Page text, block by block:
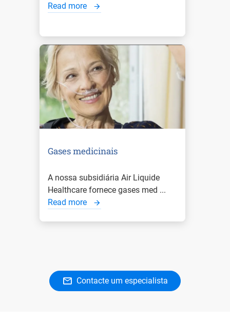
Read more
Gases medicinais
A nossa subsidiária Air Liquide
Healthcare fornece gases med ...
Read more
Contacte um especialista